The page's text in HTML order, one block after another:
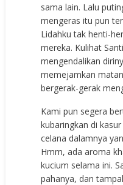
sama lain. Lalu
mengeras itu pun
Lidahku tak henti-
mereka. Kulihat
mengendalikan
memejamkan
bergerak-gerak
Kami pun segera
kubaringkan di
celana dalamnya
Hmm, ada aroma
kucium selama ini.
pahanya, dan